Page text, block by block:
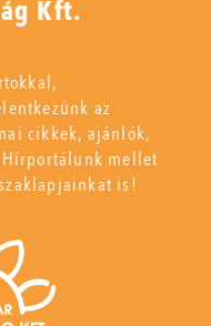
Kft.
az
cikkek, ajánlók,
mellet
is!